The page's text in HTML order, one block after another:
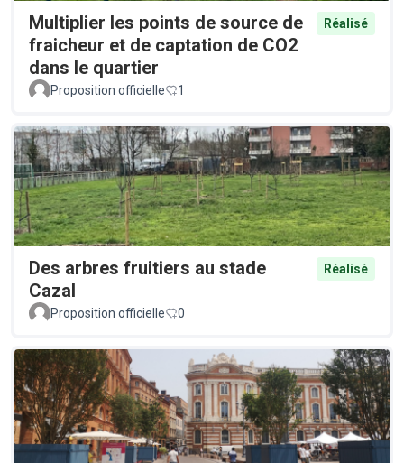
Multiplier les points de source de
fraicheur et de captation de CO2
dans le quartier
Réalisé
Proposition officielle 1
Des arbres fruitiers au stade
Cazal
Réalisé
Proposition officielle 0